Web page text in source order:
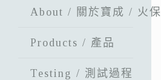
About / 關於寶成 / 火保
Products / 產品
Testing / 測試過程